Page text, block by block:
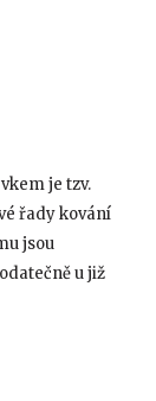
je tzv.
řady kování
jsou
u již